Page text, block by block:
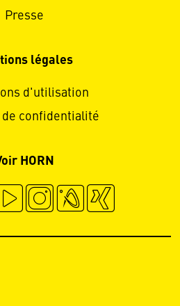
Presse
légales
d'utilisation
confidentialité
HORN